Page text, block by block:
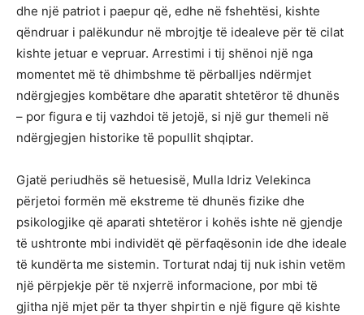
dhe një patriot i paepur që, edhe në fshehtësi, kishte
qëndruar i palëkundur në mbrojtje të idealeve për të cilat
kishte jetuar e vepruar. Arrestimi i tij shënoi një nga
momentet më të dhimbshme të përballjes ndërmjet
ndërgjegjes kombëtare dhe aparatit shtetëror të dhunës
– por figura e tij vazhdoi të jetojë, si një gur themeli në
ndërgjegjen historike të popullit shqiptar.
Gjatë periudhës së hetuesisë, Mulla Idriz Velekinca
përjetoi formën më ekstreme të dhunës fizike dhe
psikologjike që aparati shtetëror i kohës ishte në gjendje
të ushtronte mbi individët që përfaqësonin ide dhe ideale
të kundërta me sistemin. Torturat ndaj tij nuk ishin vetëm
një përpjekje për të nxjerrë informacione, por mbi të
gjitha një mjet për ta thyer shpirtin e një figure që kishte